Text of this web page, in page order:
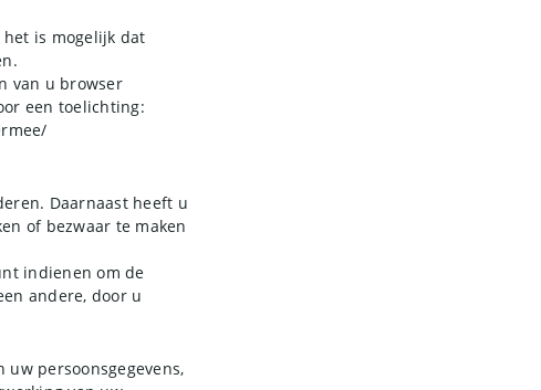
is mogelijk dat
van u browser
een toelichting:
Daarnaast heeft u
of bezwaar te maken
indienen om de
andere, door u
persoonsgegevens,